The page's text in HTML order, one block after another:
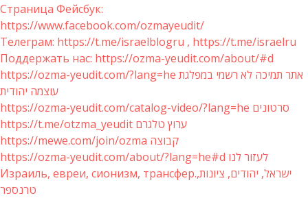
Страница Фейсбук:
https://www.facebook.com/ozmayeudit/
Телеграм: https://t.me/israelblogru , https://t.me/israelru
Поддержать нас: https://ozma-yeudit.com/about/#d
https://ozma-yeudit.com/?lang=he אתר תמיכה לא רשמי במפלגת
עוצמה יהודית
https://ozma-yeudit.com/catalog-video/?lang=he סרטונים
https://t.me/otzma_yeudit ערוץ טלגרם
https://mewe.com/join/ozma קבוצה
https://ozma-yeudit.com/about/?lang=he#d לעזור לנו
Израиль, евреи, сионизм, трансфер.ישראל, יהודים, ציונות,
טרנספר